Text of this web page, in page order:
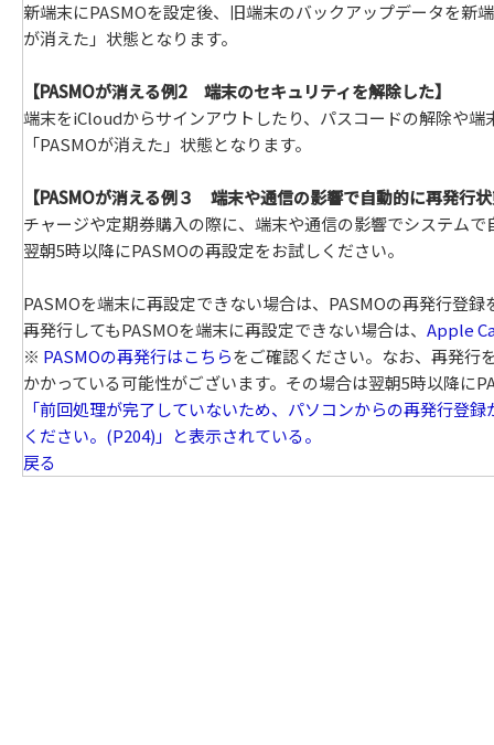
新端末にPASMOを設定後、旧端末のバックアップデータを
が消えた」状態となります。
【PASMOが消える例2 端末のセキュリティを解除した】
端末をiCloudからサインアウトしたり、パスコードの解除や
「PASMOが消えた」状態となります。
【PASMOが消える例３ 端末や通信の影響で自動的に再発行
チャージや定期券購入の際に、端末や通信の影響でシステム
翌朝5時以降にPASMOの再設定をお試しください。
PASMOを端末に再設定できない場合は、PASMOの再発行登
再発行してもPASMOを端末に再設定できない場合は、 Apple
※ PASMOの再発行はこちらをご確認ください。なお、再発行
かかっている可能性がございます。その場合は翌朝5時以降に
「前回処理が完了していないため、パソコンからの再発行
ください。(P204)」と表示されている。
戻る